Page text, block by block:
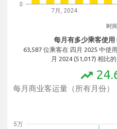
7月, 2024
时
0
每月有多少乘客使
63,587 位乘客在 四月 2025 中使
月 2024 (51,017) 相比
trending_up
每月商业客运量（所有月份）
5万